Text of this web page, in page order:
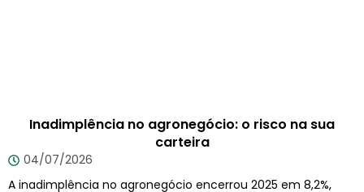
Inadimplência no agronegócio: o risco na sua
carteira
04/07/2026
A inadimplência no agronegócio encerrou 2025 em 8,2%,